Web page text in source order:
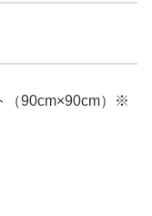
（90cm×90cm）※